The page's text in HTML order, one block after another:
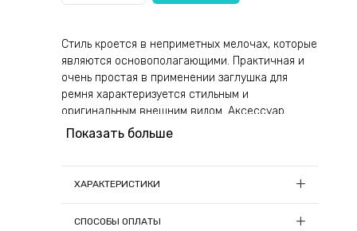
Стиль кроется в неприметных мелочах, которые
являются основополагающими. Практичная и
очень простая в применении заглушка для
ремня характеризуется стильным и
оригинальным внешним видом. Аксессуар
особенно уместен в тех случаях, когда замки
мусора.
Показать больше
ХАРАКТЕРИСТИКИ
Материал: Металл, стекло
СПОСОБЫ ОПЛАТЫ